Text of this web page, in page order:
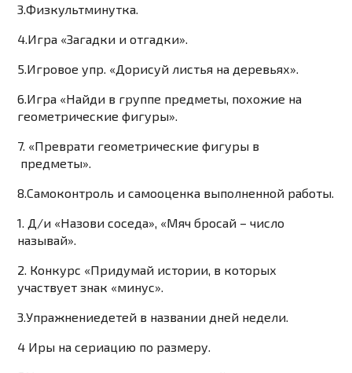
3.Физкультминутка.
4.Игра «Загадки и отгадки».
5.Игровое упр. «Дорисуй листья на деревьях».
6.Игра «Найди в группе предметы, похожие на
геометрические фигуры».
7. «Преврати геометрические фигуры в
предметы».
8.Самоконтроль и самооценка выполненной работы.
1. Д/и «Назови соседа», «Мяч бросай – число
называй».
2. Конкурс «Придумай истории, в которых
участвует знак «минус».
3.Упражнениедетей в названии дней недели.
4 Иры на сериацию по размеру.